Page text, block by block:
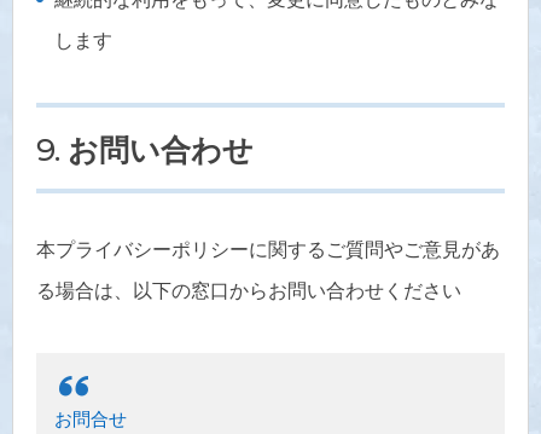
します
9. お問い合わせ
本プライバシーポリシーに関するご質問やご意見があ
る場合は、以下の窓口からお問い合わせください
お問合せ